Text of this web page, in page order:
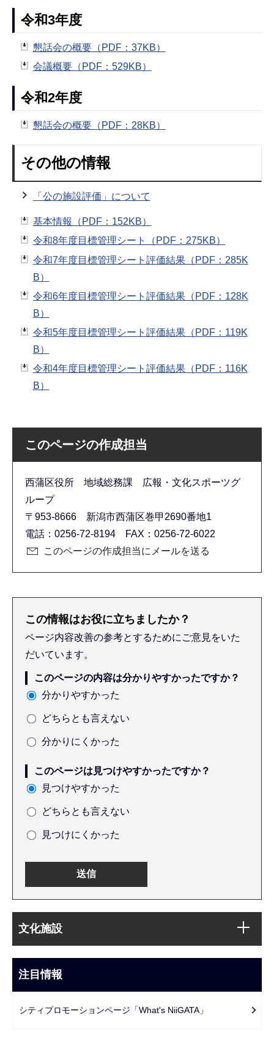
令和3年度
懇話会の概要（PDF：37KB）
会議概要（PDF：529KB）
令和2年度
懇話会の概要（PDF：28KB）
その他の情報
「公の施設評価」について
基本情報（PDF：152KB）
令和8年度目標管理シート（PDF：275KB）
令和7年度目標管理シート評価結果（PDF：285K
B）
令和6年度目標管理シート評価結果（PDF：128K
B）
令和5年度目標管理シート評価結果（PDF：119K
B）
令和4年度目標管理シート評価結果（PDF：116K
B）
このページの作成担当
西蒲区役所 地域総務課 広報・文化スポーツグ
ループ
〒953-8666 新潟市西蒲区巻甲2690番地1
電話：0256-72-8194 FAX：0256-72-6022
このページの作成担当にメールを送る
この情報はお役に立ちましたか？
ページ内容改善の参考とするためにご意見をいた
だいています。
このページの内容は分かりやすかったですか？
分かりやすかった
どちらとも言えない
分かりにくかった
このページは見つけやすかったですか？
見つけやすかった
どちらとも言えない
見つけにくかった
文
こ
ま
で
ブ
ビ
ー
文化施設
注目情報
シティプロモーションページ「What's NiiGATA」